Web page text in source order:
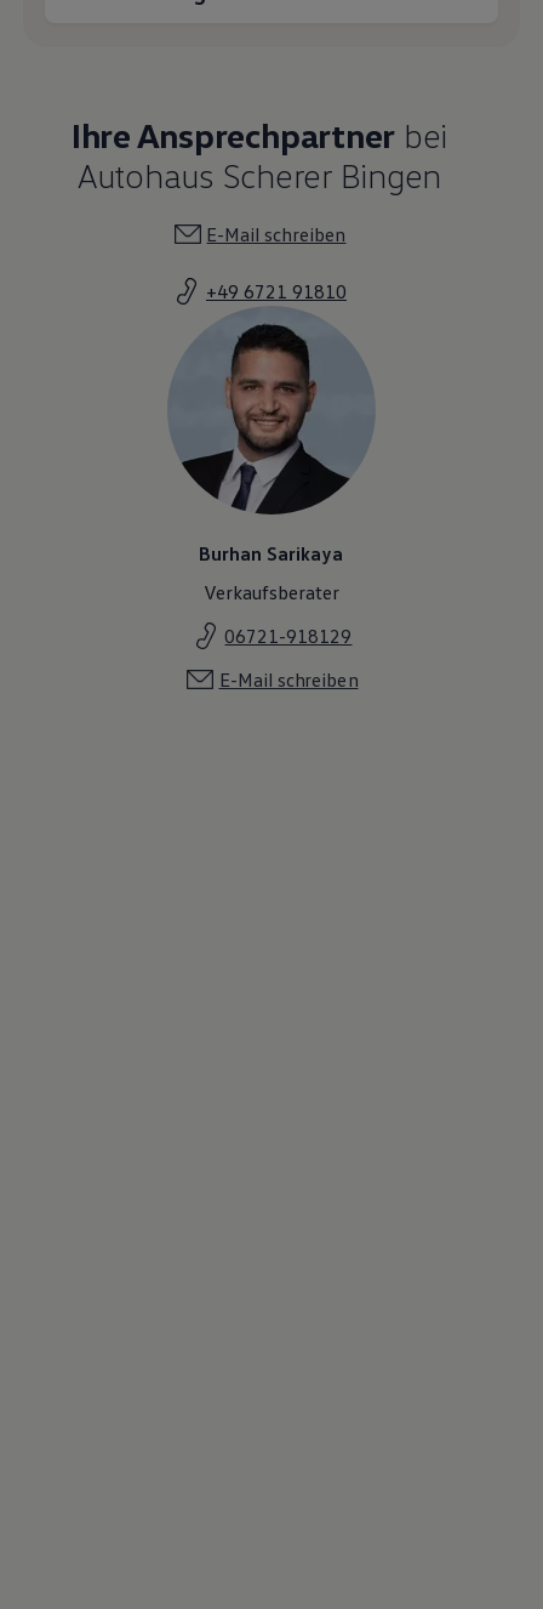
Ihre Ansprechpartner bei
Autohaus Scherer Bingen
E-Mail schreiben
+49 6721 91810
Burhan Sarikaya
Verkaufsberater
06721-918129
E-Mail schreiben